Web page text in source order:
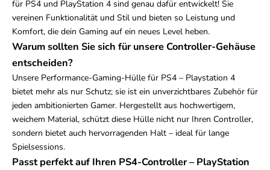
für PS4 und PlayStation 4 sind genau dafür entwickelt! Sie
vereinen Funktionalität und Stil und bieten so Leistung und
Komfort, die dein Gaming auf ein neues Level heben.
Warum sollten Sie sich für unsere Controller-Gehäuse
entscheiden?
Unsere Performance-Gaming-Hülle für PS4 – Playstation 4
bietet mehr als nur Schutz; sie ist ein unverzichtbares Zubehör für
jeden ambitionierten Gamer. Hergestellt aus hochwertigem,
weichem Material, schützt diese Hülle nicht nur Ihren Controller,
sondern bietet auch hervorragenden Halt – ideal für lange
Spielsessions.
Passt perfekt auf Ihren PS4-Controller – PlayStation